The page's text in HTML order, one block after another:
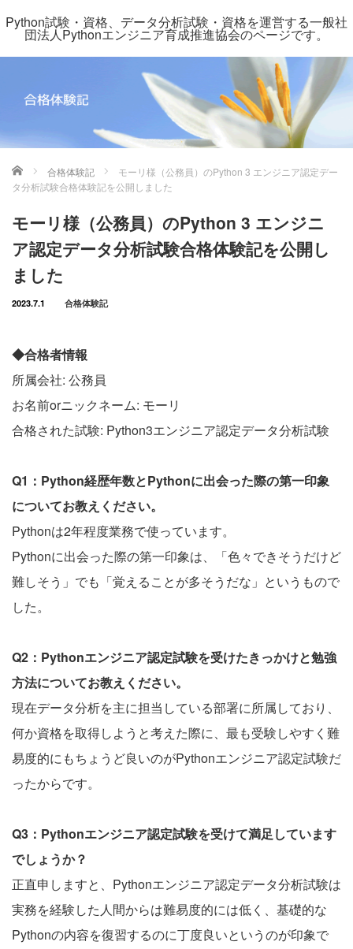
Python試験・資格、データ分析試験・資格を運営する一般社
団法人Pythonエンジニア育成推進協会のページです。
ホーム 合格体験記
モーリ様（公務員）のPython 3 エンジニア認定デー
タ分析試験合格体験記を公開しました
モーリ様（公務員）のPython 3 エンジニ
ア認定データ分析試験合格体験記を公開し
ました
2023.7.1 合格体験記
◆合格者情報
所属会社: 公務員
お名前orニックネーム: モーリ
合格された試験: Python3エンジニア認定データ分析試験
Q1：Python経歴年数とPythonに出会った際の第一印象
についてお教えください。
Pythonは2年程度業務で使っています。
Pythonに出会った際の第一印象は、「色々できそうだけど
難しそう」でも「覚えることが多そうだな」というもので
した。
Q2：Pythonエンジニア認定試験を受けたきっかけと勉強
方法についてお教えください。
現在データ分析を主に担当している部署に所属しており、
何か資格を取得しようと考えた際に、最も受験しやすく難
易度的にもちょうど良いのがPythonエンジニア認定試験だ
ったからです。
Q3：Pythonエンジニア認定試験を受けて満足しています
でしょうか？
正直申しますと、Pythonエンジニア認定データ分析試験は
実務を経験した人間からは難易度的には低く、基礎的な
Pythonの内容を復習するのに丁度良いというのが印象で